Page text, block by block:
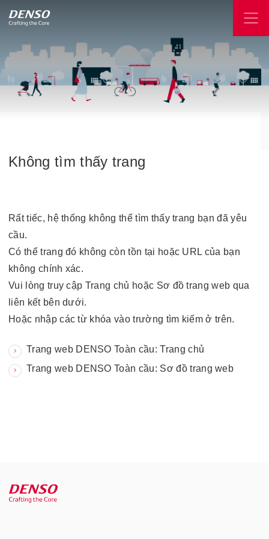
Không tìm thấy trang
Rất tiếc, hệ thống không thể tìm thấy trang bạn đã yêu
cầu.
Có thể trang đó không còn tồn tại hoặc URL của bạn
không chính xác.
Vui lòng truy cập Trang chủ hoặc Sơ đồ trang web qua
liên kết bên dưới.
Hoặc nhập các từ khóa vào trường tìm kiếm ở trên.
Trang web DENSO Toàn cầu: Trang chủ
Trang web DENSO Toàn cầu: Sơ đồ trang web